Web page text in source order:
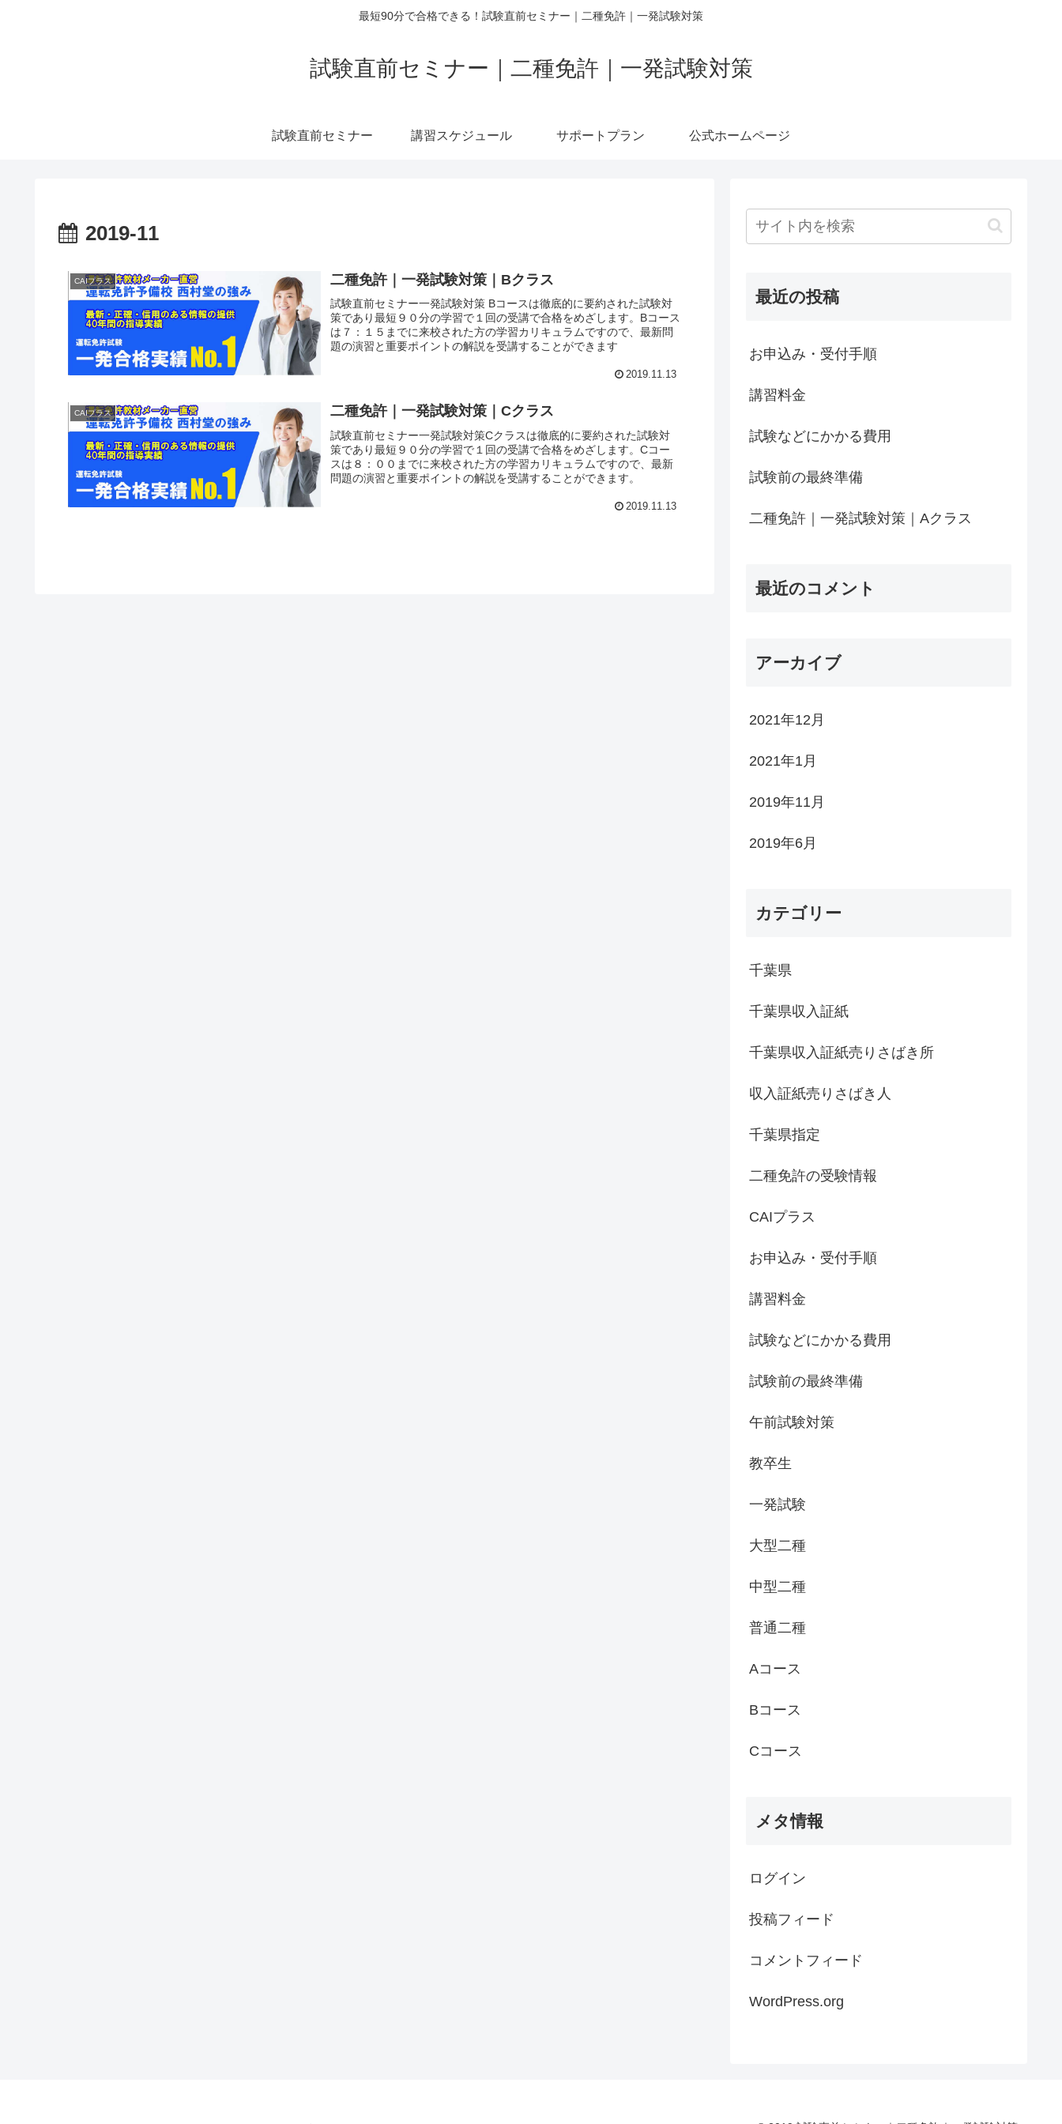
最短90分で合格できる！試験直前セミナー｜二種免許｜一発試験対策
試験直前セミナー｜二種免許｜一発試験対策
試験直前セミナー 講習スケジュール サポートプラン 公式ホームページ
2019-11
CAIプラス 二種免許｜一発試験対策｜Bクラス
試験直前セミナー一発試験対策 Bコースは徹底的に要約された試験対
策であり最短９０分の学習で１回の受講で合格をめざします。Bコース
は７：１５までに来校された方の学習カリキュラムですので、最新問
題の演習と重要ポイントの解説を受講することができます
2019.11.13
CAIプラス 二種免許｜一発試験対策｜Cクラス
試験直前セミナー一発試験対策Cクラスは徹底的に要約された試験対
策であり最短９０分の学習で１回の受講で合格をめざします。Cコー
スは８：００までに来校された方の学習カリキュラムですので、最新
問題の演習と重要ポイントの解説を受講することができます。
2019.11.13
最近の投稿
お申込み・受付手順
講習料金
試験などにかかる費用
試験前の最終準備
二種免許｜一発試験対策｜Aクラス
最近のコメント
アーカイブ
2021年12月
2021年1月
2019年11月
2019年6月
カテゴリー
千葉県
千葉県収入証紙
千葉県収入証紙売りさばき所
収入証紙売りさばき人
千葉県指定
二種免許の受験情報
CAIプラス
お申込み・受付手順
講習料金
試験などにかかる費用
試験前の最終準備
午前試験対策
教卒生
一発試験
大型二種
中型二種
普通二種
Aコース
Bコース
Cコース
メタ情報
ログイン
投稿フィード
コメントフィード
WordPress.org